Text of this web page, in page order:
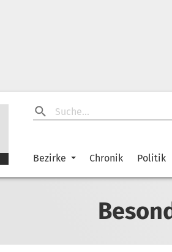
Bezirke Chronik Politik